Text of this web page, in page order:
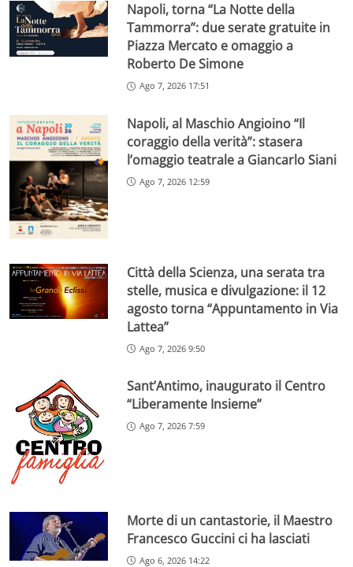
Napoli, torna “La Notte della
Tammorra”: due serate gratuite in
Piazza Mercato e omaggio a
Roberto De Simone
Ago 7, 2026 17:51
Napoli, al Maschio Angioino “Il
coraggio della verità”: stasera
l’omaggio teatrale a Giancarlo Siani
Ago 7, 2026 12:59
Città della Scienza, una serata tra
stelle, musica e divulgazione: il 12
agosto torna “Appuntamento in Via
Lattea”
Ago 7, 2026 9:50
Sant’Antimo, inaugurato il Centro
“Liberamente Insieme”
Ago 7, 2026 7:59
Morte di un cantastorie, il Maestro
Francesco Guccini ci ha lasciati
Ago 6, 2026 14:22